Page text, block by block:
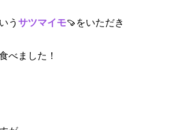
う サツマイモ🍠をいただき
べました！